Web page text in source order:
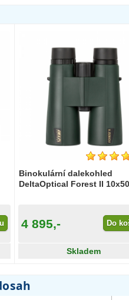
Binokulární dalekohled
DeltaOptical Forest II 10x50
4 895,- Do
Skladem